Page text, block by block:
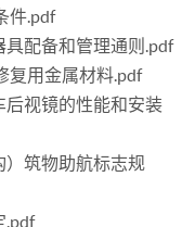
件.pdf
具配备和管理通则.pdf
复用金属材料.pdf
后视镜的性能和安装
）筑物助航标志规
.pdf